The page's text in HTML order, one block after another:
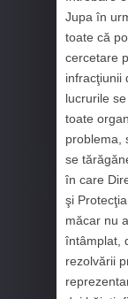
Jupa în
toate că
cercetare
infracţiunii
lucrurile
toate
problema,
se
în care
şi
măcar nu
întâmplat,
rezolvării